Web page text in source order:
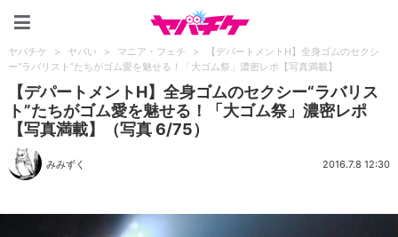
ヤバチケ > ヤバい > マニア・フェチ >
【デパートメントH】全身ゴムのセクシ
ー“ラバリスト”たちがゴム愛を魅せる！「大ゴム祭」濃密レポ【写真満載】
【デパートメントH】全身ゴムのセクシー“ラバリス
ト”たちがゴム愛を魅せる！「大ゴム祭」濃密レポ
【写真満載】（写真 6/75）
みみずく 2016.7.8 12:30